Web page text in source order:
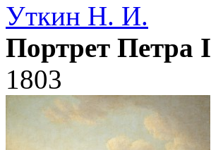
Уткин Н. И.
Портрет Петра I
1803